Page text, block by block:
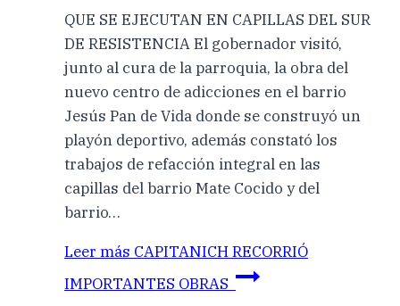
QUE SE EJECUTAN EN CAPILLAS DEL SUR
DE RESISTENCIA El gobernador visitó,
junto al cura de la parroquia, la obra del
nuevo centro de adicciones en el barrio
Jesús Pan de Vida donde se construyó un
playón deportivo, además constató los
trabajos de refacción integral en las
capillas del barrio Mate Cocido y del
barrio…
Leer más CAPITANICH RECORRIÓ
IMPORTANTES OBRAS